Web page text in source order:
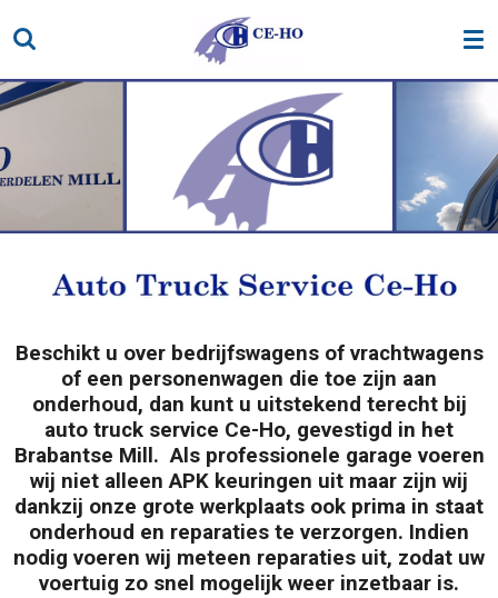
direct
naar
de
Beschikt u over bedrijfswagens of vrachtwagens
of een personenwagen die toe zijn aan
onderhoud, dan kunt u uitstekend terecht bij
auto truck service Ce-Ho, gevestigd in het
Brabantse Mill. Als professionele garage voeren
wij niet alleen APK keuringen uit maar zijn wij
dankzij onze grote werkplaats ook prima in staat
onderhoud en reparaties te verzorgen. Indien
nodig voeren wij meteen reparaties uit, zodat uw
voertuig zo snel mogelijk weer inzetbaar is.